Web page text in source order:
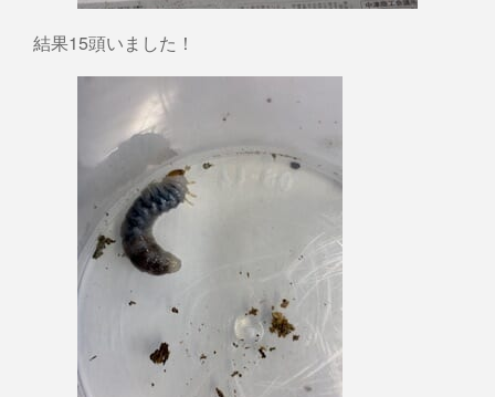
結果15頭いました！